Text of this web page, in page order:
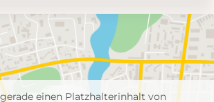
einen Platzhalterinhalt von